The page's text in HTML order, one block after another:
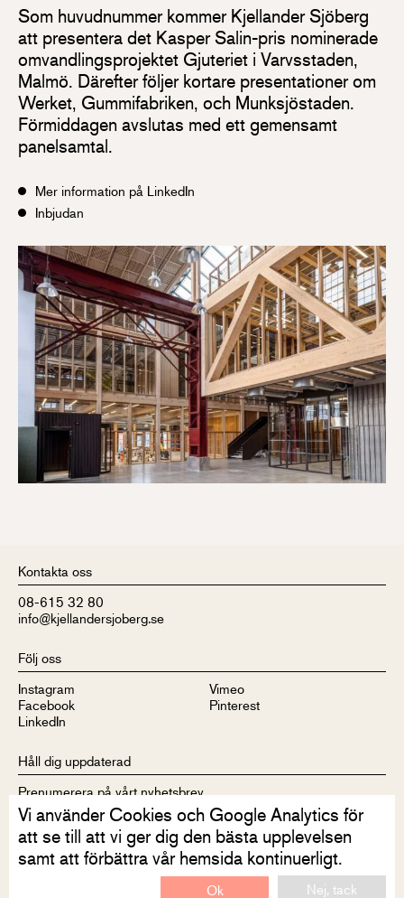
Som huvudnummer kommer Kjellander Sjöberg
att presentera det Kasper Salin-pris nominerade
omvandlingsprojektet Gjuteriet i Varvsstaden,
Malmö. Därefter följer kortare presentationer om
Werket, Gummifabriken, och Munksjöstaden.
Förmiddagen avslutas med ett gemensamt
panelsamtal.
Mer information på LinkedIn
Inbjudan
Kontakta oss
08-615 32 80
info@kjellandersjoberg.se
Följ oss
Instagram
Facebook
LinkedIn
Vimeo
Pinterest
Håll dig uppdaterad
Prenumerera på vårt nyhetsbrev
Vi använder Cookies och Google Analytics för
att se till att vi ger dig den bästa upplevelsen
samt att förbättra vår hemsida kontinuerligt.
Ok Nej, tack